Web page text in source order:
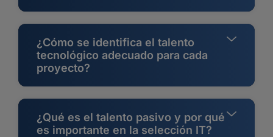
¿Cómo se identifica el talento
tecnológico adecuado para cada
proyecto?
¿Qué es el talento pasivo y por qué
es importante en la selección IT?